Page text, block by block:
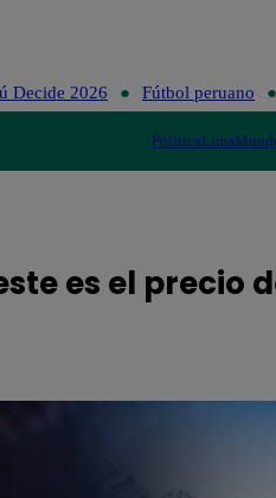
Decide 2026 Fútbol peruano
PolíticaLima
es el precio